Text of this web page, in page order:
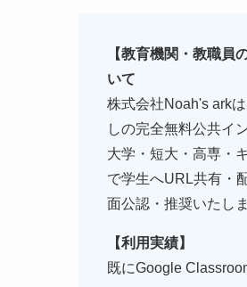
【教育機関・教職
いて
株式会社Noah's ark
しの完全無料公共イ
大学・短大・高専・
で学生へURL共有・
面公認・推奨いたしま
【利用実績】
既にGoogle